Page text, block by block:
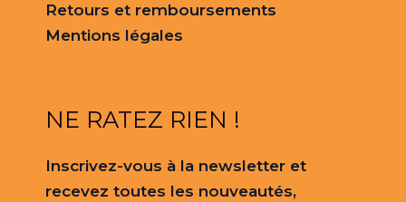
Retours et remboursements
Mentions légales
NE RATEZ RIEN !
Inscrivez-vous à la newsletter et
recevez toutes les nouveautés,